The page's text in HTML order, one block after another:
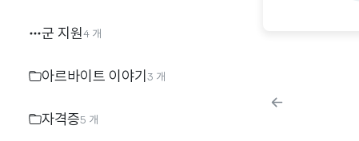
군 지원4 개
아르바이트 이야기3 개
자격증5 개